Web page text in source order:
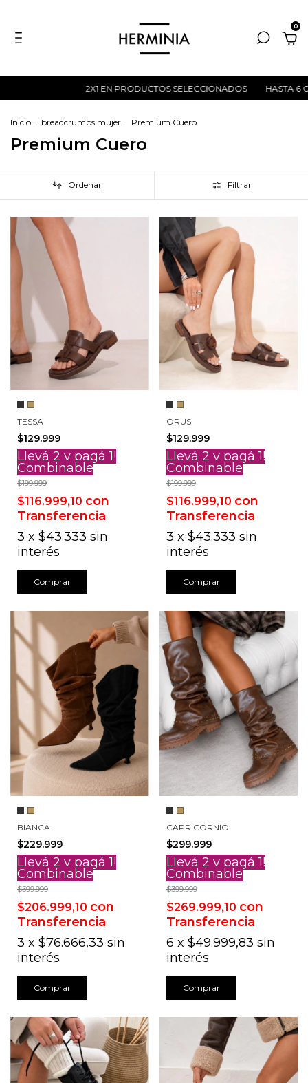
0
2X1 EN PRODUCTOS SELECCIONADOS HASTA 6 CUOTAS SIN
Inicio . breadcrumbs.mujer . Premium Cuero
Premium Cuero
Ordenar Filtrar
TESSA
$129.999
Llevá 2 y pagá 1!
Combinable
$199.999
$116.999,10 con
Transferencia
3 x $43.333 sin
interés
Comprar
ORUS
$129.999
Llevá 2 y pagá 1!
Combinable
$199.999
$116.999,10 con
Transferencia
3 x $43.333 sin
interés
Comprar
BIANCA
$229.999
Llevá 2 y pagá 1!
Combinable
$399.999
$206.999,10 con
Transferencia
3 x $76.666,33 sin
interés
Comprar
CAPRICORNIO
$299.999
Llevá 2 y pagá 1!
Combinable
$399.999
$269.999,10 con
Transferencia
6 x $49.999,83 sin
interés
Comprar